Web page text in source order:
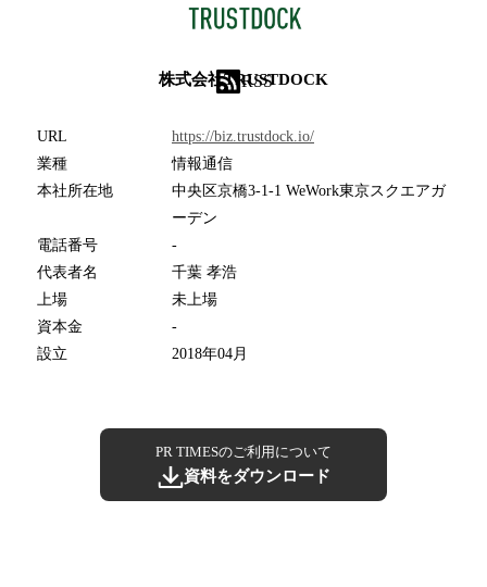
株式会社TRUSTDOCK
RSS
URL
https://biz.trustdock.io/
業種
情報通信
本社所在地
中央区京橋3-1-1 WeWork東京スクエアガ
ーデン
電話番号
-
代表者名
千葉 孝浩
上場
未上場
資本金
-
設立
2018年04月
PR TIMESのご利用について
資料をダウンロード